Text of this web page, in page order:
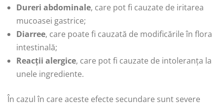
Dureri abdominale, care pot fi cauzate de iritarea
mucoasei gastrice;
Diarree, care poate fi cauzată de modificările în flora
intestinală;
Reacții alergice, care pot fi cauzate de intoleranța la
unele ingrediente.
În cazul în care aceste efecte secundare sunt severe